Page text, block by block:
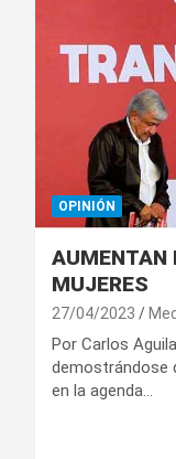
OPINIÓN
AUMENTAN
MUJERES
27/04/2023
Por Carlos
demostrándose
en la agenda…